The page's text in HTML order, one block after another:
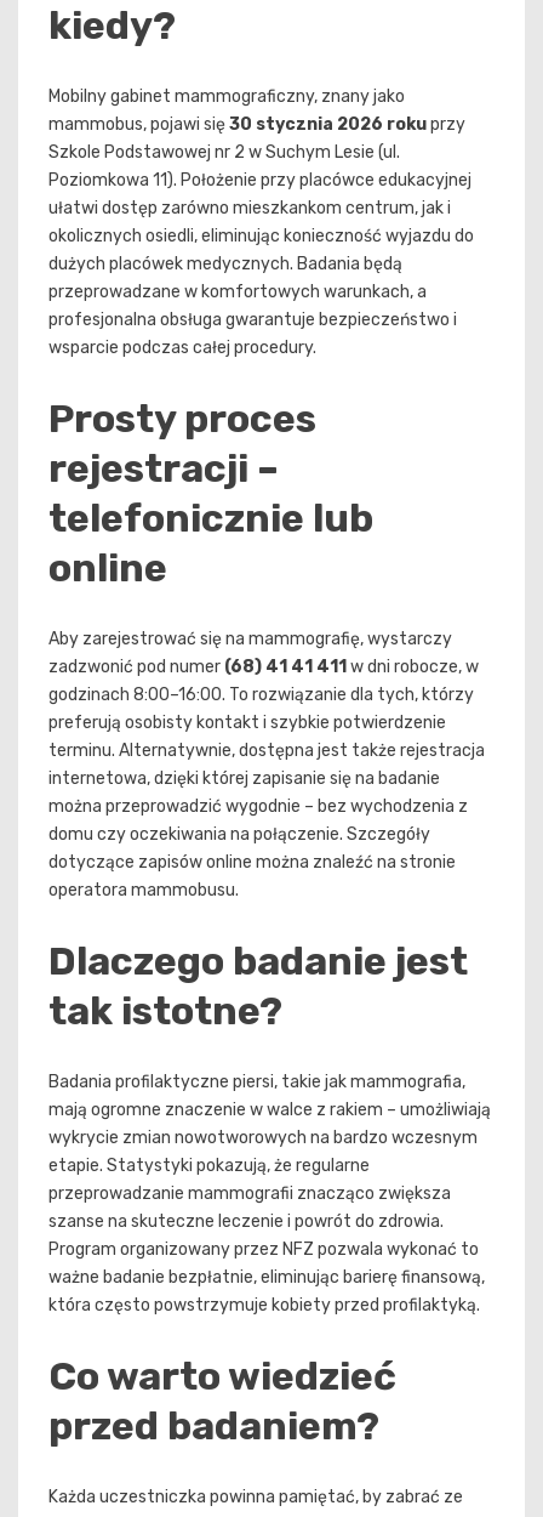
kiedy?
Mobilny gabinet mammograficzny, znany jako
mammobus, pojawi się30 stycznia 2026 rokuprzy
Szkole Podstawowej nr 2 w Suchym Lesie (ul.
Poziomkowa 11). Położenie przy placówce edukacyjnej
ułatwi dostęp zarówno mieszkankom centrum, jak i
okolicznych osiedli, eliminując konieczność wyjazdu do
dużych placówek medycznych. Badania będą
przeprowadzane w komfortowych warunkach, a
profesjonalna obsługa gwarantuje bezpieczeństwo i
wsparcie podczas całej procedury.
Prosty proces
rejestracji –
telefonicznie lub
online
Aby zarejestrować się na mammografię, wystarczy
zadzwonić pod numer (68) 41 41 411 w dni robocze, w
godzinach 8:00–16:00. To rozwiązanie dla tych, którzy
preferują osobisty kontakt i szybkie potwierdzenie
terminu. Alternatywnie, dostępna jest także rejestracja
internetowa, dzięki której zapisanie się na badanie
można przeprowadzić wygodnie – bez wychodzenia z
domu czy oczekiwania na połączenie. Szczegóły
dotyczące zapisów online można znaleźć na stronie
operatora mammobusu.
Dlaczego badanie jest
tak istotne?
Badania profilaktyczne piersi, takie jak mammografia,
mają ogromne znaczenie w walce z rakiem – umożliwiają
wykrycie zmian nowotworowych na bardzo wczesnym
etapie. Statystyki pokazują, że regularne
przeprowadzanie mammografii znacząco zwiększa
szanse na skuteczne leczenie i powrót do zdrowia.
Program organizowany przez NFZ pozwala wykonać to
ważne badanie bezpłatnie, eliminując barierę finansową,
która często powstrzymuje kobiety przed profilaktyką.
Co warto wiedzieć
przed badaniem?
Każda uczestniczka powinna pamiętać, by zabrać ze